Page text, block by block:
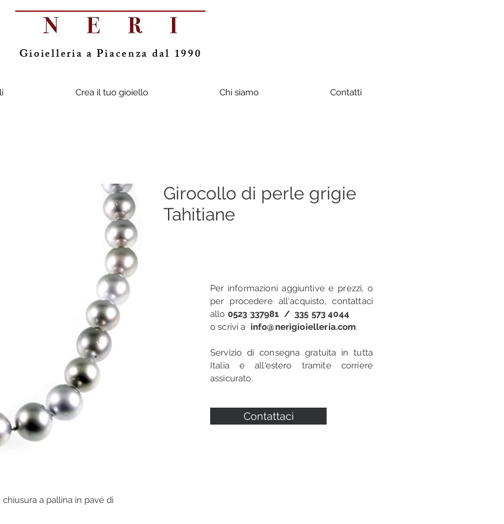
Gioielleria a Piacenza dal 1990
Crea il tuo gioiello Chi siamo Contatti
a pallina in pavé di
Girocollo di perle grigie
Tahitiane
Per informazioni aggiuntive e prezzi, o
per procedere all'acquisto, contattaci
allo 0523 337981 / 335 573 4044
o scrivi a info@nerigioielleria.com.
Servizio di consegna gratuita in tutta
Italia e all'estero tramite corriere
assicurato.
Contattaci